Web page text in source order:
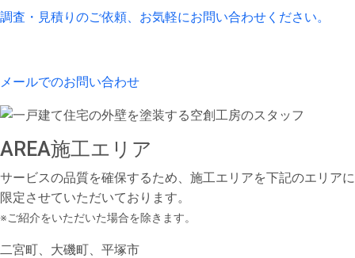
調査・見積りのご依頼、お気軽にお問い合わせください。
メールでのお問い合わせ
AREA施工エリア
サービスの品質を確保するため、施工エリアを下記のエリアに
限定させていただいております。
※ご紹介をいただいた場合を除きます。
二宮町、大磯町、平塚市